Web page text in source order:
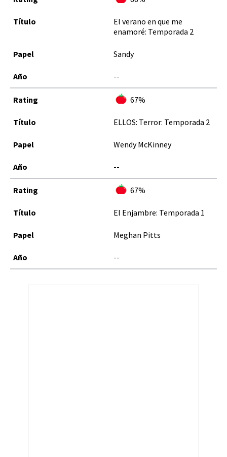
El verano en que me
enamoré: Temporada 2
Sandy
--
67%
ELLOS: Terror: Temporada 2
Wendy McKinney
--
67%
El Enjambre: Temporada 1
Meghan Pitts
--